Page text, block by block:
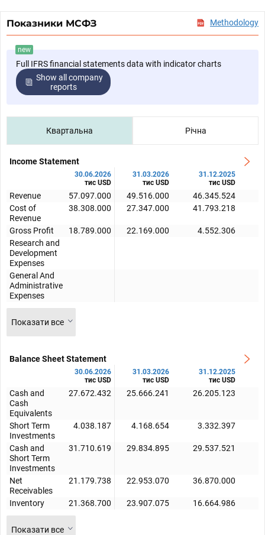
Показники МСФЗ Methodology
new
Full IFRS financial statements data with indicator charts
Show all company
reports
Квартальна Річна
Income Statement
30.06.2026
тис USD
31.03.2026
тис USD
31.12.2025
тис USD
Revenue 57.097.000 49.516.000 46.345.524
Cost of
Revenue
38.308.000 27.347.000 41.793.218
Gross Profit 18.789.000 22.169.000 4.552.306
Research and
Development
Expenses
General And
Administrative
Expenses
Показати все
Balance Sheet Statement
30.06.2026
тис USD
31.03.2026
тис USD
31.12.2025
тис USD
Cash and
Cash
Equivalents
27.672.432 25.666.241 26.205.123
Short Term
Investments
4.038.187 4.168.654 3.332.397
Cash and
Short Term
Investments
31.710.619 29.834.895 29.537.521
Net
Receivables
21.179.738 22.953.070 36.870.000
Inventory 21.368.700 23.907.075 16.664.986
Показати все